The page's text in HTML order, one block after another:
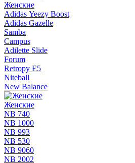
Женские
Adidas Yeezy Boost
Adidas Gazelle
Samba
Campus
Adilette Slide
Forum
Retropy E5
Niteball
New Balance
Женские
NB 740
NB 1000
NB 993
NB 530
NB 9060
NB 2002